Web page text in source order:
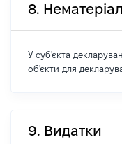
8.
У суб'єкта
об'єкти для
9. Видатки